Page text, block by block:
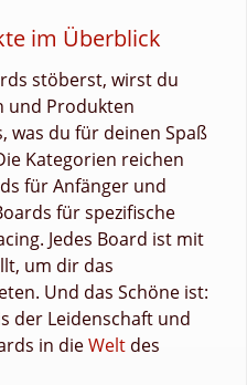
im Überblick
stöberst, wirst du
und Produkten
was du für deinen Spaß
Kategorien reichen
für Anfänger und
für spezifische
Jedes Board ist mit
um dir das
Und das Schöne ist:
der Leidenschaft und
in dieWelt des